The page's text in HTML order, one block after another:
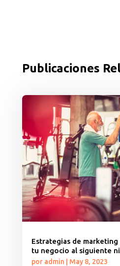
Publicaciones
Estrategias de
tu negocio al siguiente
por admin May 8, 2023